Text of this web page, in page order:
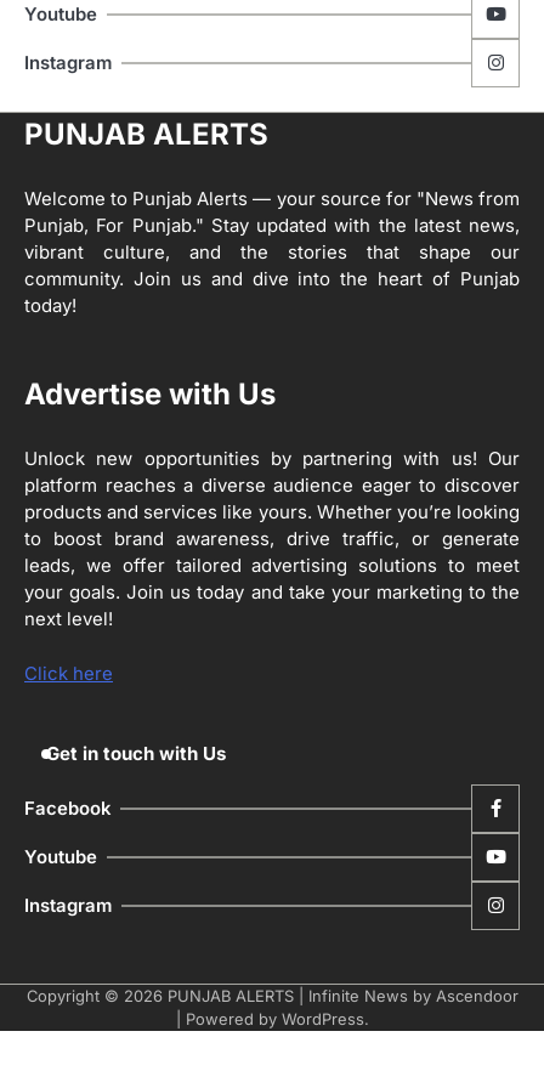
5
ਮੋਦੀ ਜੀ ਪੁਲਿਸ ਦੇ ਦਮ ‘ਤੇ ਨੈਸ਼ਨਲ ਟਾਊਨਹਾਲ
ਅਗੇਂਸਟ ਈ-20 ਨੂੰ ਰੋਕਣ ਦੀ ਕੋਸ਼ਿਸ਼ ਕਰ ਰਹੇ
ਹਨ- ਕੇਜਰੀਵਾਲ
Editor
Editor
2
ਖੇਤੀਬਾੜੀ ਵਿਭਾਗ ਵੱਲੋਂ ‘ਮਿਸ਼ਨ ਫਾਰ ਕਾਟਨ
ਪ੍ਰੋਡਕਟੀਵਿਟੀ’ ਅਧੀਨ ਪਿੰਡ ਬਧਾਈ ਵਿਖੇ ‘ਖੇਤ
ਰਾਸ਼ਟਰੀ ਮਨੁੱਖੀ ਅਧਿਕਾਰ ਕਮਿਸ਼ਨ ਦੇ ਮੈਂਬਰ
ਸਕੀਮਾਂ ਦਾ ਜਾਇਜ਼ਾ
Editor
4
ਹੁਸ਼ਿਆਰਪੁਰ ਜ਼ਿਲ੍ਹੇ ਵ‘ ਈ.ਐੱਫ. ਡਿਜੀਟਾਈਜ਼ੇਸ਼ਨ
ਦਾ ਕੰਮ 99.92 ਫੀਸਦੀ ਮੁਕੰਮਲ: ਜ਼ਿਲ੍ਹਾ ਚੋਣ
ਅਫ਼ਸਰ
Editor
Youtube
Instagram
PUNJAB ALERTS
Welcome to Punjab Alerts — your source for "News from
Punjab, For Punjab." Stay updated with the latest news,
vibrant culture, and the stories that shape our
community. Join us and dive into the heart of Punjab
today!
Advertise with Us
Unlock new opportunities by partnering with us! Our
platform reaches a diverse audience eager to discover
products and services like yours. Whether you’re looking
to boost brand awareness, drive traffic, or generate
leads, we offer tailored advertising solutions to meet
your goals. Join us today and take your marketing to the
next level!
Click here
Get in touch with Us
Facebook
Youtube
Instagram
Copyright © 2026 PUNJAB ALERTS| Infinite News by Ascendoor
| Powered by WordPress.